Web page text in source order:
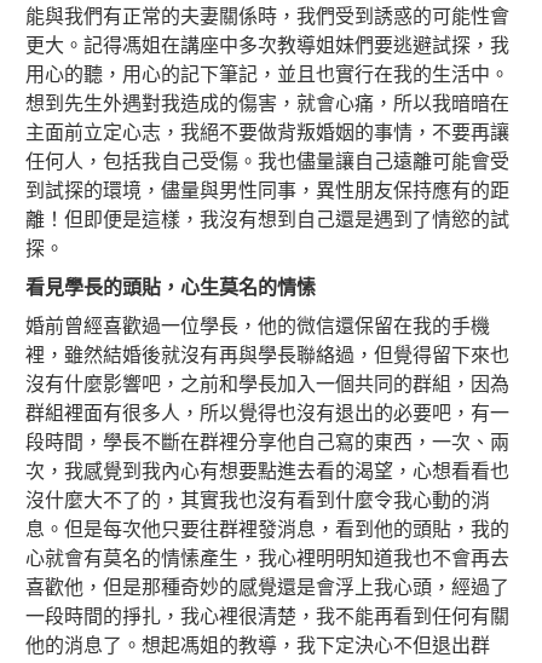
能與我們有正常的夫妻關係時，我們受到誘惑的可能性會
更大。記得馮姐在講座中多次教導姐妹們要逃避試探，我
用心的聽，用心的記下筆記，並且也實行在我的生活中。
想到先生外遇對我造成的傷害，就會心痛，所以我暗暗在
主面前立定心志，我絕不要做背叛婚姻的事情，不要再讓
任何人，包括我自己受傷。我也儘量讓自己遠離可能會受
到試探的環境，儘量與男性同事，異性朋友保持應有的距
離！但即便是這樣，我沒有想到自己還是遇到了情慾的試
探。
看見學長的頭貼，心生莫名的情愫
婚前曾經喜歡過一位學長，他的微信還保留在我的手機
裡，雖然結婚後就沒有再與學長聯絡過，但覺得留下來也
沒有什麼影響吧，之前和學長加入一個共同的群組，因為
群組裡面有很多人，所以覺得也沒有退出的必要吧，有一
段時間，學長不斷在群裡分享他自己寫的東西，一次、兩
次，我感覺到我內心有想要點進去看的渴望，心想看看也
沒什麼大不了的，其實我也沒有看到什麼令我心動的消
息。但是每次他只要往群裡發消息，看到他的頭貼，我的
心就會有莫名的情愫產生，我心裡明明知道我也不會再去
喜歡他，但是那種奇妙的感覺還是會浮上我心頭，經過了
一段時間的掙扎，我心裡很清楚，我不能再看到任何有關
他的消息了。想起馮姐的教導，我下定決心不但退出群